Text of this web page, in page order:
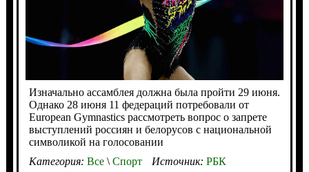
Изначально ассамблея должна была пройти 29 июня.
Однако 28 июня 11 федераций потребовали от
European Gymnastics рассмотреть вопрос о запрете
выступлений россиян и белорусов с национальной
символикой на голосовании
Категория: Все\Спорт Источник: РБК